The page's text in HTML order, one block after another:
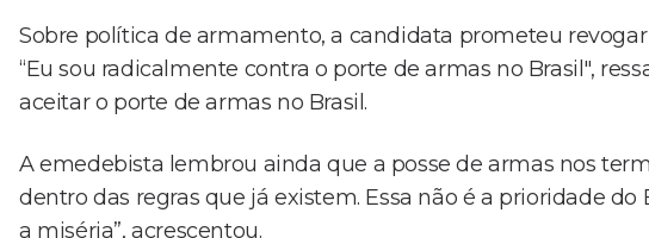
Sobre política de armamento, a candidata prometeu
“Eu sou radicalmente contra o porte de armas no Brasil",
aceitar o porte de armas no Brasil.
A emedebista lembrou ainda que a posse de armas nos
dentro das regras que já existem. Essa não é a prioridade
a miséria”, acrescentou.